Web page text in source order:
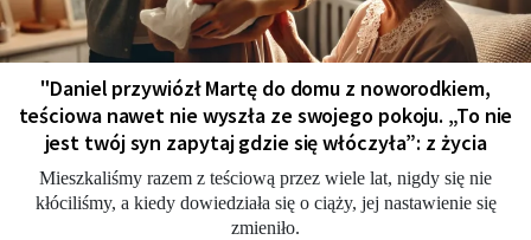
"Daniel przywiózł Martę do domu z noworodkiem,
teściowa nawet nie wyszła ze swojego pokoju. „To nie
jest twój syn zapytaj gdzie się włóczyła”: z życia
Mieszkaliśmy razem z teściową przez wiele lat, nigdy się nie
kłóciliśmy, a kiedy dowiedziała się o ciąży, jej nastawienie się
zmieniło.